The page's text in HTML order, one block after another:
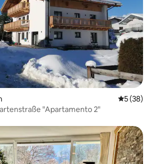
5 de uma
5 (38)
"Apartamento 2"